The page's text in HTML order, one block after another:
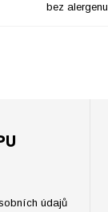
bez alergenu
údajů